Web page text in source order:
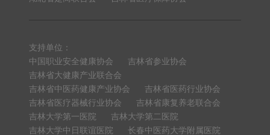
支持单位：
中国职业安全健康协会
吉林省参业协会
吉林省大健康产业联合会
吉林省中医药健康产业协会
吉林省医药行业协会
吉林省医疗器械行业协会
吉林省康复养老联合会
吉林大学第一医院
吉林大学第二医院
吉林大学中日联谊医院
长春中医药大学附属医院